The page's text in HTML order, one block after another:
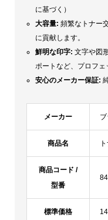
に基づく）
大容量: 頻繁なトナー
に貢献します。
鮮明な印字: 文字や図
ポートなど、プロフェ
安心のメーカー保証:
メーカー
商品名
商品コード /
型番
標準価格